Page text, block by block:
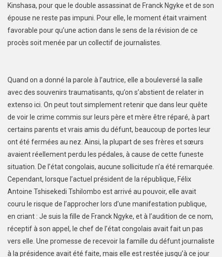
Kinshasa, pour que le double assassinat de Franck Ngyke et de son
épouse ne reste pas impuni. Pour elle, le moment était vraiment
favorable pour qu’une action dans le sens de la révision de ce
procès soit menée par un collectif de journalistes.
Quand on a donné la parole à l’autrice, elle a bouleversé la salle
avec des souvenirs traumatisants, qu’on s’abstient de relater in
extenso ici. On peut tout simplement retenir que dans leur quête
de voir le crime commis sur leurs père et mère être réparé, à part
certains parents et vrais amis du défunt, beaucoup de portes leur
ont été fermées au nez. Ainsi, la plupart de ses frères et sœurs
avaient réellement perdu les pédales, à cause de cette funeste
situation. De l’état congolais, aucune sollicitude n’a été remarquée.
Cependant, lorsque l’actuel président de la république, Félix
Antoine Tshisekedi Tshilombo est arrivé au pouvoir, elle avait
couru le risque de l’approcher lors d’une manifestation publique,
en criant : Je suis la fille de Franck Ngyke, et à l’audition de ce nom,
réceptif à son appel, le chef de l’état congolais avait fait un pas
vers elle. Une promesse de recevoir la famille du défunt journaliste
à la présidence avait été faite, mais elle est restée jusqu’à ce jour